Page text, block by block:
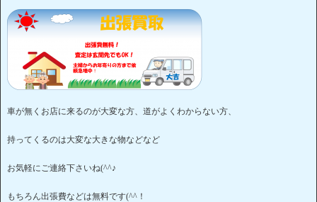
車が無くお店に来るのが大変な方、道がよくわからない方、
持ってくるのは大変な大きな物などなど
お気軽にご連絡下さいね(^^♪
もちろん出張費などは無料です(^^！